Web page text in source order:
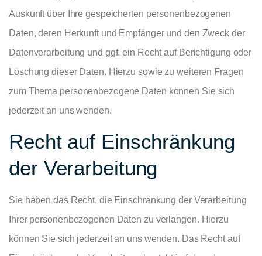
Auskunft über Ihre gespeicherten personenbezogenen
Daten, deren Herkunft und Empfänger und den Zweck der
Datenverarbeitung und ggf. ein Recht auf Berichtigung oder
Löschung dieser Daten. Hierzu sowie zu weiteren Fragen
zum Thema personenbezogene Daten können Sie sich
jederzeit an uns wenden.
Recht auf Einschränkung
der Verarbeitung
Sie haben das Recht, die Einschränkung der Verarbeitung
Ihrer personenbezogenen Daten zu verlangen. Hierzu
können Sie sich jederzeit an uns wenden. Das Recht auf